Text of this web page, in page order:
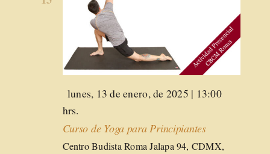
Destacado
lunes, 13 de enero, de 2025 | 13:00
hrs.
Curso de Yoga para Principiantes
Centro Budista RomaJalapa 94, CDMX,